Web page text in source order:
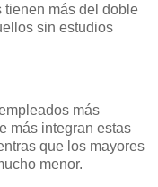
tienen más del doble
sin estudios
más
más integran estas
que los mayores
menor.